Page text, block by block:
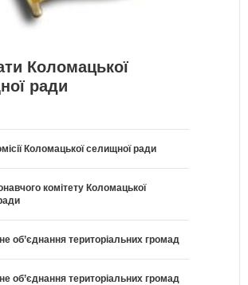
Коломацької
ради
Коломацької селищної ради
комітету Коломацької
об’єднання територіальних громад
об’єднання територіальних громад